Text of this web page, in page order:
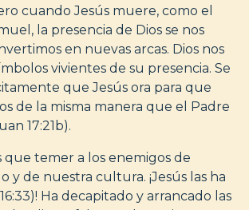
cuando Jesús muere, como el
la presencia de Dios se nos
en nuevas arcas. Dios nos
vivientes de su presencia. Se
que Jesús ora para que
de la misma manera que el Padre
17:21b).
que temer a los enemigos de
y de nuestra cultura. ¡Jesús las ha
Ha decapitado y arrancado las